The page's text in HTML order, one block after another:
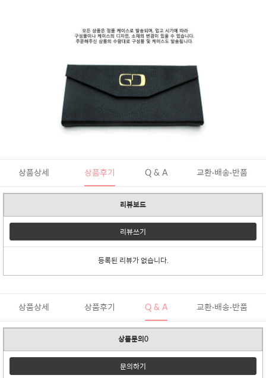
상품상세 상품후기 Q & A 교환·배송·반품
리뷰보드
리뷰쓰기
등록된 리뷰가 없습니다.
상품상세 상품후기 Q & A 교환·배송·반품
상품문의0
문의하기